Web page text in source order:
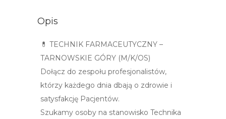
Opis
💊 TECHNIK FARMACEUTYCZNY –
TARNOWSKIE GÓRY (M/K/OS)
Dołącz do zespołu profesjonalistów,
którzy każdego dnia dbają o zdrowie i
satysfakcję Pacjentów.
Szukamy osoby na stanowisko Technika